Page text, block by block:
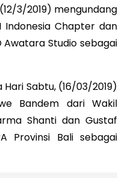
3/2019) mengundang
Indonesia Chapter dan
Studio sebagai
Sabtu, (16/03/2019)
Bandem dari Wakil
Shanti dan Gustaf
Provinsi Bali sebagai